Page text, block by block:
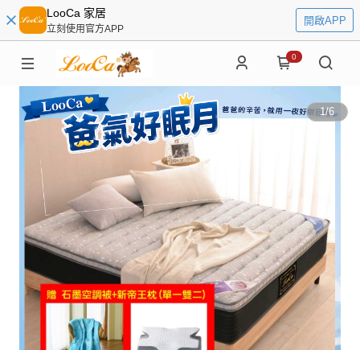
LooCa 家居
立刻使用官方APP
開啟APP
0
1/6